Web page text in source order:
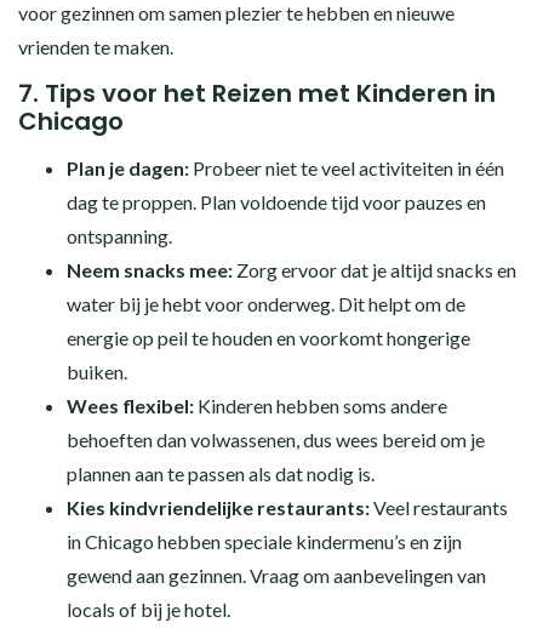
voor gezinnen om samen plezier te hebben en nieuwe
vrienden te maken.
7. Tips voor het Reizen met Kinderen in
Chicago
Plan je dagen: Probeer niet te veel activiteiten in één
dag te proppen. Plan voldoende tijd voor pauzes en
ontspanning.
Neem snacks mee: Zorg ervoor dat je altijd snacks en
water bij je hebt voor onderweg. Dit helpt om de
energie op peil te houden en voorkomt hongerige
buiken.
Wees flexibel: Kinderen hebben soms andere
behoeften dan volwassenen, dus wees bereid om je
plannen aan te passen als dat nodig is.
Kies kindvriendelijke restaurants:Veel restaurants
in Chicago hebben speciale kindermenu’s en zijn
gewend aan gezinnen. Vraag om aanbevelingen van
locals of bij je hotel.